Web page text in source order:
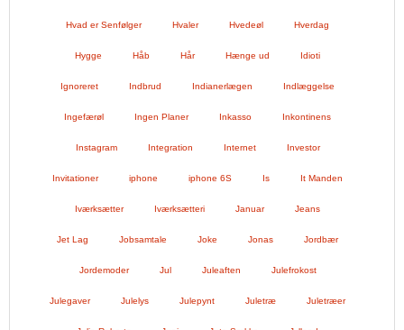
Hvad er Senfølger Hvaler Hvedeøl Hverdag
Hygge Håb Hår Hænge ud Idioti
Ignoreret Indbrud Indianerlægen Indlæggelse
Ingefærøl Ingen Planer Inkasso Inkontinens
Instagram Integration Internet Investor
Invitationer iphone iphone 6S Is It Manden
Iværksætter Iværksætteri Januar Jeans
Jet Lag Jobsamtale Joke Jonas Jordbær
Jordemoder Jul Juleaften Julefrokost
Julegaver Julelys Julepynt Juletræ Juletræer